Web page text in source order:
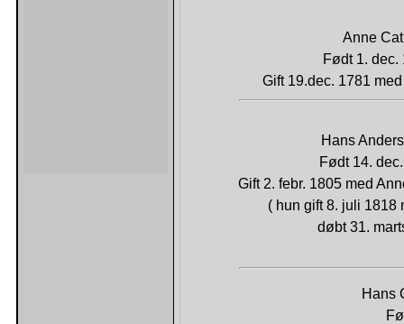
Anne
Født 1.
Gift 19.dec. 1781
Hans
Født 14.
Gift 2. febr. 1805 med
( hun gift 8. juli 1818
døbt 31.
Hans